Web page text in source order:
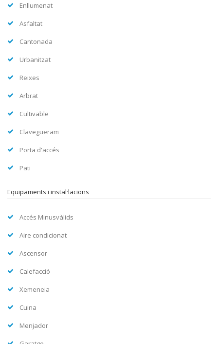
Enllumenat
Asfaltat
Cantonada
Urbanitzat
Reixes
Arbrat
Cultivable
Clavegueram
Porta d'accés
Pati
Equipaments i instal·lacions
Accés Minusvàlids
Aire condicionat
Ascensor
Calefacció
Xemeneia
Cuina
Menjador